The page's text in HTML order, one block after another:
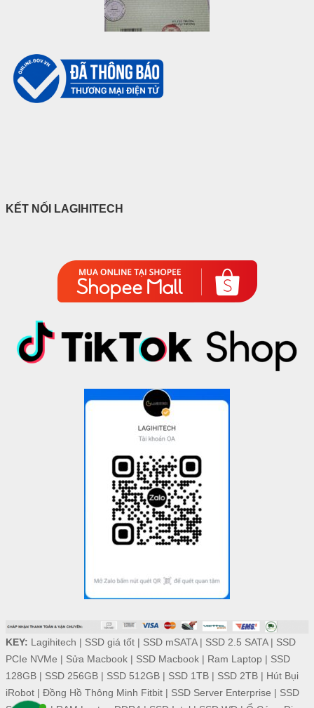
KẾT NỐI LAGIHITECH
KEY: Lagihitech | SSD giá tốt| SSD mSATA| SSD 2.5 SATA| SSD
PCIe NVMe | Sửa Macbook| SSD Macbook| Ram Laptop| SSD
128GB| SSD 256GB| SSD 512GB| SSD 1TB| SSD 2TB| Hút Bụi
iRobot| Đồng Hồ Thông Minh Fitbit| SSD Server Enterprise | SSD